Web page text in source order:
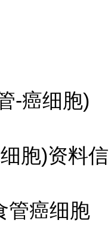
-癌细胞)
胞)资料信
管癌细胞